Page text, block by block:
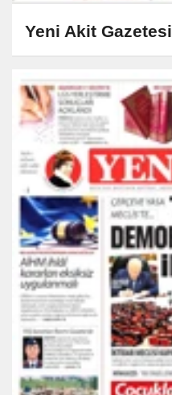
Yeni Akit Gazetesi